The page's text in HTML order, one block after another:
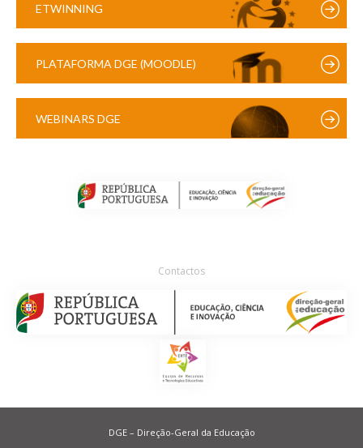
ETWINNING
PLATAFORMA DGE (MOODLE)
WEBINARS DGE
Contactos
DGE – Direção-Geral da Educação